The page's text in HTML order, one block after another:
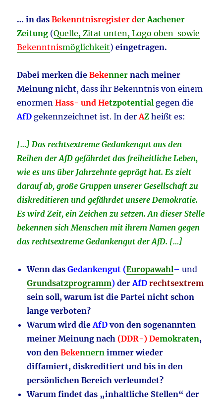
… in dasBekenntnisregister der Aachener
Zeitung (Quelle, Zitat unten, Logo oben sowie
Bekenntnismöglichkeit)eingetragen.
Dabei merken dieBekenner nach meiner
Meinung nicht, dass ihr Bekenntnis von einem
enormenHass- und Hetzpotential gegen die
AfD gekennzeichnet ist. In derAZ heißt es:
[…] Das rechtsextreme Gedankengut aus den
Reihen der AfD gefährdet das freiheitliche Leben,
wie es uns über Jahrzehnte geprägt hat. Es zielt
darauf ab, große Gruppen unserer Gesellschaft zu
diskreditieren und gefährdet unsere Demokratie.
Es wird Zeit, ein Zeichen zu setzen. An dieser Stelle
bekennen sich Menschen mit ihrem Namen gegen
das rechtsextreme Gedankengut der AfD. […]
Wenn dasGedankengut (Europawahl– und
Grundsatzprogramm)derAfD rechtsextrem
sein soll, warum ist die Partei nicht schon
lange verboten?
Warum wird dieAfDvon den sogenannten
meiner Meinung nach (DDR-) Demokraten,
von denBekennern immer wieder
diffamiert, diskreditiert und bis in den
persönlichen Bereich verleumdet?
Warum findet das „inhaltliche Stellen“ der